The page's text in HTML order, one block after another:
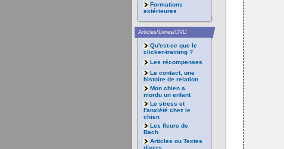
Formations
extérieures
Articles/Livres/DVD
Qu'est-ce que le
clicker-training ?
Les récompenses
Le contact, une
histoire de relation
Mon chien a
mordu un enfant
Le stress et
l'anxiété chez le
chien
Les fleurs de
Bach
Articles ou Textes